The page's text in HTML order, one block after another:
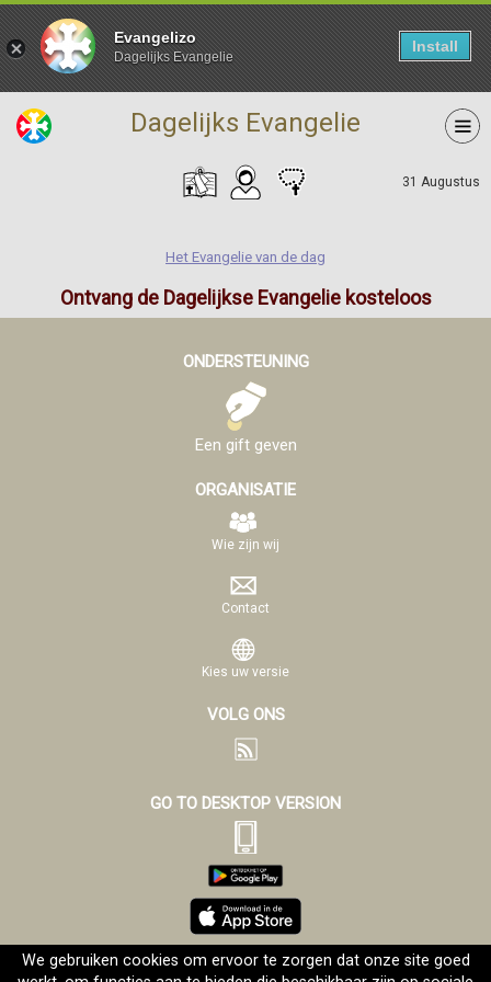
Evangelizo
Dagelijks Evangelie
Install
Dagelijks Evangelie
31 Augustus
Het Evangelie van de dag
Ontvang de Dagelijkse Evangelie kosteloos
ONDERSTEUNING
Een gift geven
ORGANISATIE
Wie zijn wij
Contact
Kies uw versie
VOLG ONS
GO TO DESKTOP VERSION
We gebruiken cookies om ervoor te zorgen dat onze site goed